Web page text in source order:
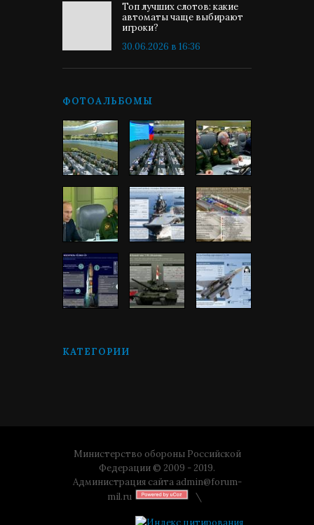
Топ лучших слотов: какие
автоматы чаще выбирают
игроки?
30.06.2026 в 16:36
ФОТОАЛЬБОМЫ
КАТЕГОРИИ
Министерство обороны Российской
Федерации © 2009 - 2019.
Администрация сайта admin@forum-
mil.ru